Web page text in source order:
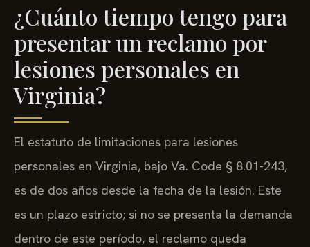
¿Cuánto tiempo tengo para
presentar un reclamo por
lesiones personales en
Virginia?
El estatuto de limitaciones para lesiones
personales en Virginia, bajo Va. Code § 8.01-243,
es de dos años desde la fecha de la lesión. Este
es un plazo estricto; si no se presenta la demanda
dentro de este período, el reclamo queda